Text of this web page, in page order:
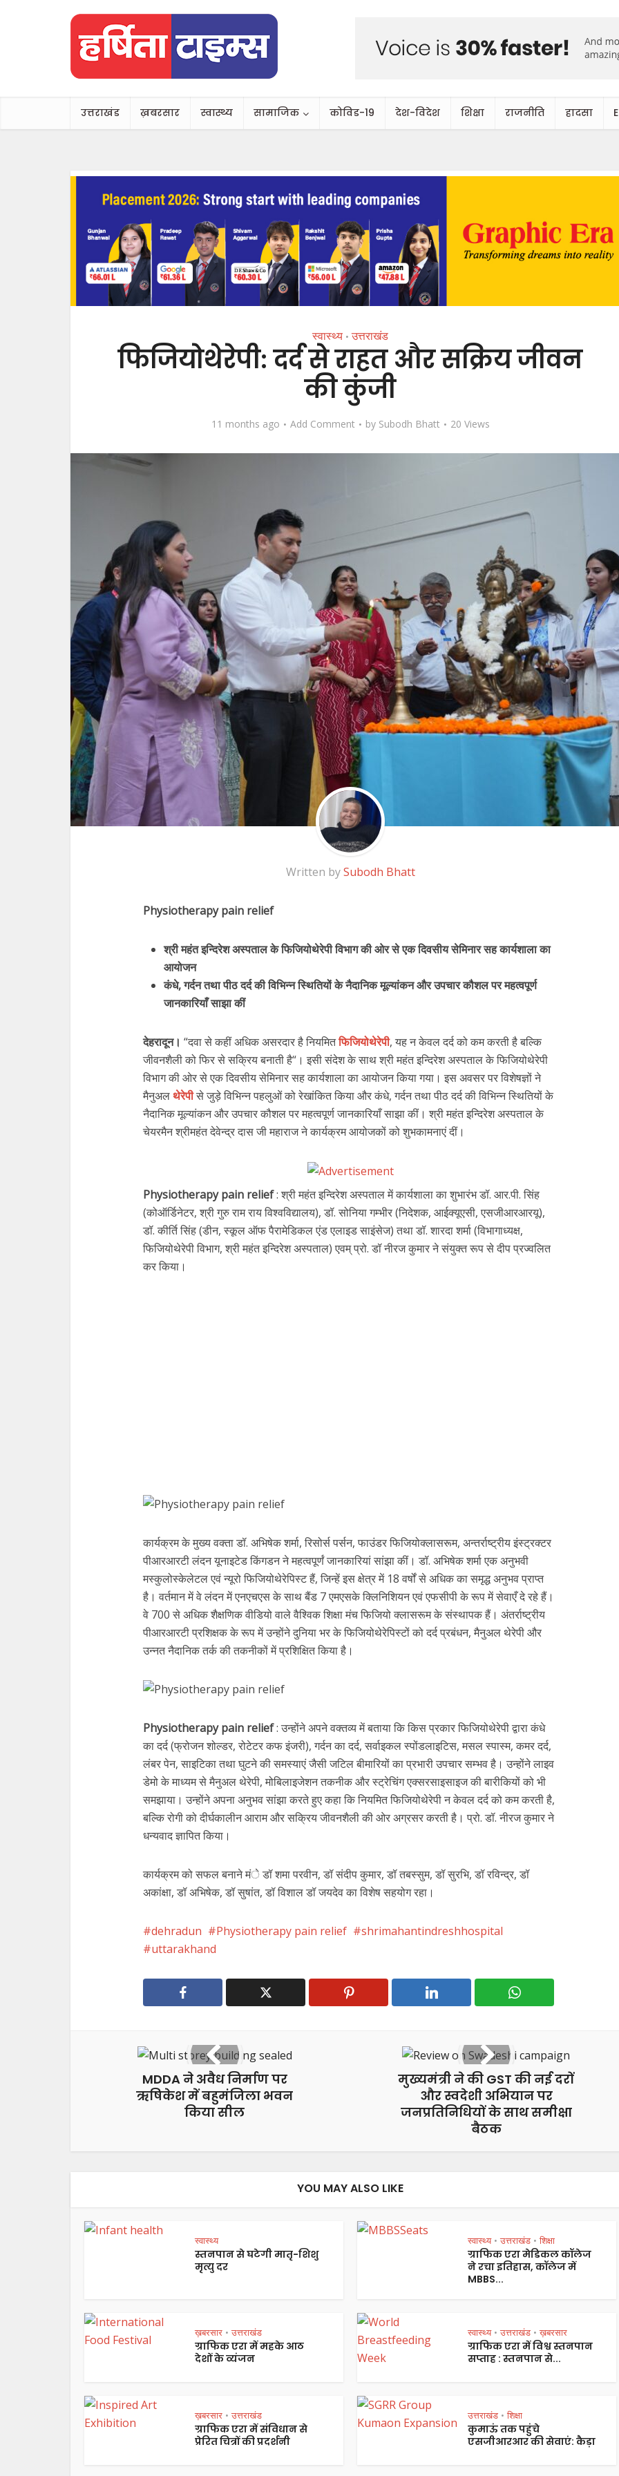
उत्तराखंड ख़बरसार स्वास्थ्य सामाजिक कोविड-19 देश-विदेश शिक्षा राजनीति हादसा
स्वास्थ्य • उत्तराखंड
फिजियोथेरेपी: दर्द से राहत और सक्रिय जीवन
की कुंजी
11 months ago Add Comment by Subodh Bhatt 20 Views
Written bySubodh Bhatt
Physiotherapy pain relief
श्री महंत इन्दिरेश अस्पताल के फिजियोथेरेपी विभाग की ओर से एक दिवसीय सेमिनार सह कार्यशाला का
आयोजन
कंधे, गर्दन तथा पीठ दर्द की विभिन्न स्थितियों के नैदानिक मूल्यांकन और उपचार कौशल पर महत्वपूर्ण
जानकारियाँ साझा कीं
देहरादून। “दवा से कहीं अधिक असरदार है नियमितफिजियोथेरेपी, यह न केवल दर्द को कम करती है बल्कि
जीवनशैली को फिर से सक्रिय बनाती है“। इसी संदेश के साथ श्री महंत इन्दिरेश अस्पताल के फिजियोथेरेपी
विभाग की ओर से एक दिवसीय सेमिनार सह कार्यशाला का आयोजन किया गया। इस अवसर पर विशेषज्ञों ने
मैनुअलथेरेपीसे जुड़े विभिन्न पहलुओं को रेखांकित किया और कंधे, गर्दन तथा पीठ दर्द की विभिन्न स्थितियों के
नैदानिक मूल्यांकन और उपचार कौशल पर महत्वपूर्ण जानकारियाँ साझा कीं। श्री महंत इन्दिरेश अस्पताल के
चेयरमैन श्रीमहंत देवेन्द्र दास जी महाराज ने कार्यक्रम आयोजकों को शुभकामनाएं दीं।
Physiotherapy pain relief: श्री महंत इन्दिरेश अस्पताल में कार्यशाला का शुभारंभ डॉ. आर.पी. सिंह
(कोऑर्डिनेटर, श्री गुरु राम राय विश्वविद्यालय), डॉ. सोनिया गम्भीर (निदेशक, आईक्यूएसी, एसजीआरआरयू),
डॉ. कीर्ति सिंह (डीन, स्कूल ऑफ पैरामेडिकल एंड एलाइड साइंसेज) तथा डॉ. शारदा शर्मा (विभागाध्यक्ष,
फिजियोथेरेपी विभाग, श्री महंत इन्दिरेश अस्पताल) एवम् प्रो. डॉ नीरज कुमार ने संयुक्त रूप से दीप प्रज्वलित
कर किया।
कार्यक्रम के मुख्य वक्ता डॉ. अभिषेक शर्मा, रिसोर्स पर्सन, फाउंडर फिजियोक्लासरूम, अन्तर्राष्ट्रीय इंस्ट्रक्टर
पीआरआरटी लंदन यूनाइटेड किंगडन ने महत्वपूर्णं जानकारियां सांझा कीं। डॉ. अभिषेक शर्मा एक अनुभवी
मस्कुलोस्केलेटल एवं न्यूरो फिजियोथेरेपिस्ट हैं, जिन्हें इस क्षेत्र में 18 वर्षों से अधिक का समृद्ध अनुभव प्राप्त
है। वर्तमान में वे लंदन में एनएचएस के साथ बैंड 7 एमएसके क्लिनिशियन एवं एफसीपी के रूप में सेवाएँ दे रहे हैं।
वे 700 से अधिक शैक्षणिक वीडियो वाले वैश्विक शिक्षा मंच फिजियो क्लासरूम के संस्थापक हैं। अंतर्राष्ट्रीय
पीआरआरटी प्रशिक्षक के रूप में उन्होंने दुनिया भर के फिजियोथेरेपिस्टों को दर्द प्रबंधन, मैनुअल थेरेपी और
उन्नत नैदानिक तर्क की तकनीकों में प्रशिक्षित किया है।
Physiotherapy pain relief: उन्होंने अपने वक्तव्य में बताया कि किस प्रकार फिजियोथेरेपी द्वारा कंधे
का दर्द (फ्रोजन शोल्डर, रोटेटर कफ इंजरी), गर्दन का दर्द, सर्वाइकल स्पोंडलाइटिस, मसल स्पास्म, कमर दर्द,
लंबर पेन, साइटिका तथा घुटने की समस्याएं जैसी जटिल बीमारियों का प्रभारी उपचार सम्भव है। उन्होंने लाइव
डेमो के माध्यम से मैनुअल थेरेपी, मोबिलाइजेशन तकनीक और स्ट्रेचिंग एक्सरसाइसाइज की बारीकियों को भी
समझाया। उन्होंने अपना अनुभव सांझा करते हुए कहा कि नियमित फिजियोथेरेपी न केवल दर्द को कम करती है,
बल्कि रोगी को दीर्घकालीन आराम और सक्रिय जीवनशैली की ओर अग्रसर करती है। प्रो. डॉ. नीरज कुमार ने
धन्यवाद ज्ञापित किया।
कार्यक्रम को सफल बनाने मंे डॉ शमा परवीन, डॉ संदीप कुमार, डॉ तबस्सुम, डॉ सुरभि, डॉ रविन्द्र, डॉ
अकांक्षा, डॉ अभिषेक, डॉ सुषांत, डॉ विशाल डॉ जयदेव का विशेष सहयोग रहा।
dehradun Physiotherapy pain relief
shrimahantindreshhospital
uttarakhand
MDDA ने अवैध निर्माण पर
ऋषिकेश में बहुमंजिला भवन
किया सील
मुख्यमंत्री ने की GST की नई दरों
और स्वदेशी अभियान पर
जनप्रतिनिधियों के साथ समीक्षा
बैठक
YOU MAY ALSO LIKE
स्वास्थ्य
स्तनपान से घटेगी मातृ-शिशु
मृत्यु दर
स्वास्थ्य • उत्तराखंड • शिक्षा
ग्राफिक एरा मेडिकल कॉलेज
ने रचा इतिहास, कॉलेज में
MBBS...
ख़बरसार • उत्तराखंड
ग्राफिक एरा में महके आठ
देशों के व्यंजन
स्वास्थ्य • उत्तराखंड • ख़बरसार
ग्राफिक एरा में विश्व स्तनपान
सप्ताह : स्तनपान से...
ख़बरसार • उत्तराखंड
ग्राफिक एरा में संविधान से
प्रेरित चित्रों की प्रदर्शनी
उत्तराखंड • शिक्षा
कुमाऊं तक पहुंचे
एसजीआरआर की सेवाएं: कैड़ा